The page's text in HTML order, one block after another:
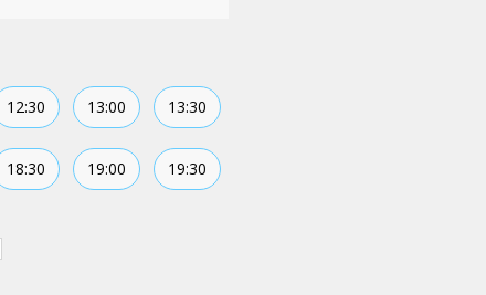
12:30 13:00 13:30
18:30 19:00 19:30